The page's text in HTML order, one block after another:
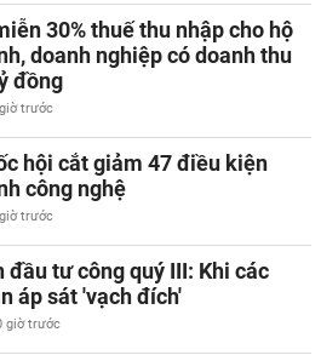
30% thuế thu nhập cho hộ
doanh nghiệp có doanh thu
đồng
trước
hội cắt giảm 47 điều kiện
công nghệ
trước
đầu tư công quý III: Khi các
áp sát 'vạch đích'
giờ trước